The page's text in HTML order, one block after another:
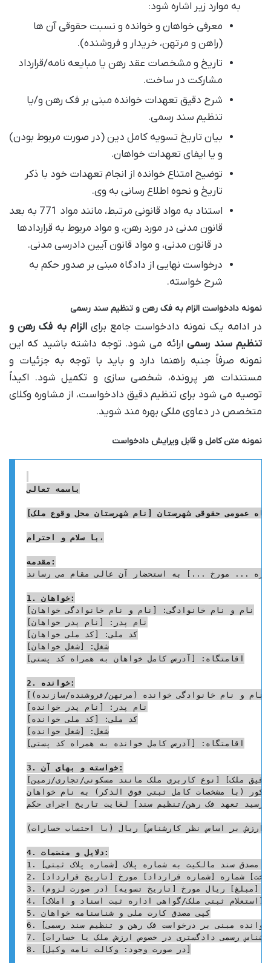
به موارد زیر اشاره شود:
معرفی خواهان و خوانده و نسبت حقوقی آن ها
(راهن و مرتهن، خریدار و فروشنده).
تاریخ و مشخصات عقد رهن یا مبایعه نامه/قرارداد
مشارکت در ساخت.
شرح دقیق تعهدات خوانده مبنی بر فک رهن و/یا
تنظیم سند رسمی.
بیان تاریخ تسویه کامل دین (در صورت مربوط بودن)
و یا ایفای تعهدات خواهان.
توضیح امتناع خوانده از انجام تعهدات خود با ذکر
تاریخ و نحوه اطلاع رسانی به وی.
استناد به مواد قانونی مرتبط، مانند مواد 771 به بعد
قانون مدنی در مورد رهن، و مواد مربوط به قراردادها
در قانون مدنی، و مواد قانون آیین دادرسی مدنی.
درخواست نهایی از دادگاه مبنی بر صدور حکم به
شرح خواسته.
نمونه دادخواست الزام به فک رهن و تنظیم سند رسمی
در ادامه یک نمونه دادخواست جامع برایالزام به فک رهن و
تنظیم سند رسمیارائه می شود. توجه داشته باشید که این
نمونه صرفاً جنبه راهنما دارد و باید با توجه به جزئیات و
مستندات هر پرونده، شخصی سازی و تکمیل شود. اکیداً
توصیه می شود برای تنظیم دقیق دادخواست، از مشاوره وکلای
متخصص در دعاوی ملکی بهره مند شوید.
نمونه متن کامل و قابل ویرایش دادخواست
باسمه تعالی
عمومی حقوقی شهرستان [نام شهرستان محل وقوع ملک]
با سلام و احترام،
مقدمه:
... مورخ ...] به استحضار آن عالی مقام می رساند:
1. خواهان:
نام و نام خانوادگی: [نام و نام خانوادگی خواهان]
نام پدر: [نام پدر خواهان]
کد ملی: [کد ملی خواهان]
شغل: [شغل خواهان]
اقامتگاه: [آدرس کامل خواهان به همراه کد پستی]
2. خوانده:
و نام خانوادگی خوانده (مرتهن/فروشنده/سازنده)]
نام پدر: [نام پدر خوانده]
کد ملی: [کد ملی خوانده]
شغل: [شغل خوانده]
اقامتگاه: [آدرس کامل خوانده به همراه کد پستی]
3. خواسته و بهای آن:
ملک] [نوع کاربری ملک مانند مسکونی/تجاری/زمین].
(با مشخصات کامل ثبتی فوق الذکر) به نام خواهان.
تعهد فک رهن/تنظیم سند] لغایت تاریخ اجرای حکم.
بر اساس نظر کارشناس] ریال (با احتساب خسارات).
4. دلایل و منضمات:
1. کپی مصدق سند مالکیت به شماره پلاک [شماره پلاک ثبتی]
2. کپی مصدق [مبایعه نامه/قرارداد رهن/قرارداد مشارکت در ساخت] شماره [شماره قرارداد] مورخ [تاریخ قرارداد]
3. کپی مصدق [فیش های واریزی/رسید تسویه دین] به مبلغ [مبلغ] ریال مورخ [تاریخ تسویه] (در صورت لزوم)
4. کپی مصدق [استعلام ثبتی ملک/گواهی اداره ثبت اسناد و املاک]
5. کپی مصدق کارت ملی و شناسنامه خواهان
6. [در صورت وجود: اظهارنامه ارسالی به خوانده مبنی بر درخواست فک رهن و تنظیم سند رسمی]
7. [در صورت وجود: نظریه کارشناس رسمی دادگستری در خصوص ارزش ملک یا خسارات]
8. [در صورت وجود: وکالت نامه وکیل]